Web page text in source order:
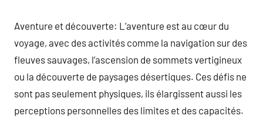
Aventure et découverte: L’aventure est au cœur du
voyage, avec des activités comme la navigation sur des
fleuves sauvages, l’ascension de sommets vertigineux
ou la découverte de paysages désertiques. Ces défis ne
sont pas seulement physiques, ils élargissent aussi les
perceptions personnelles des limites et des capacités.